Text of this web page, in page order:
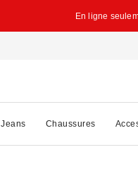
En ligne
Jeans Chaussures